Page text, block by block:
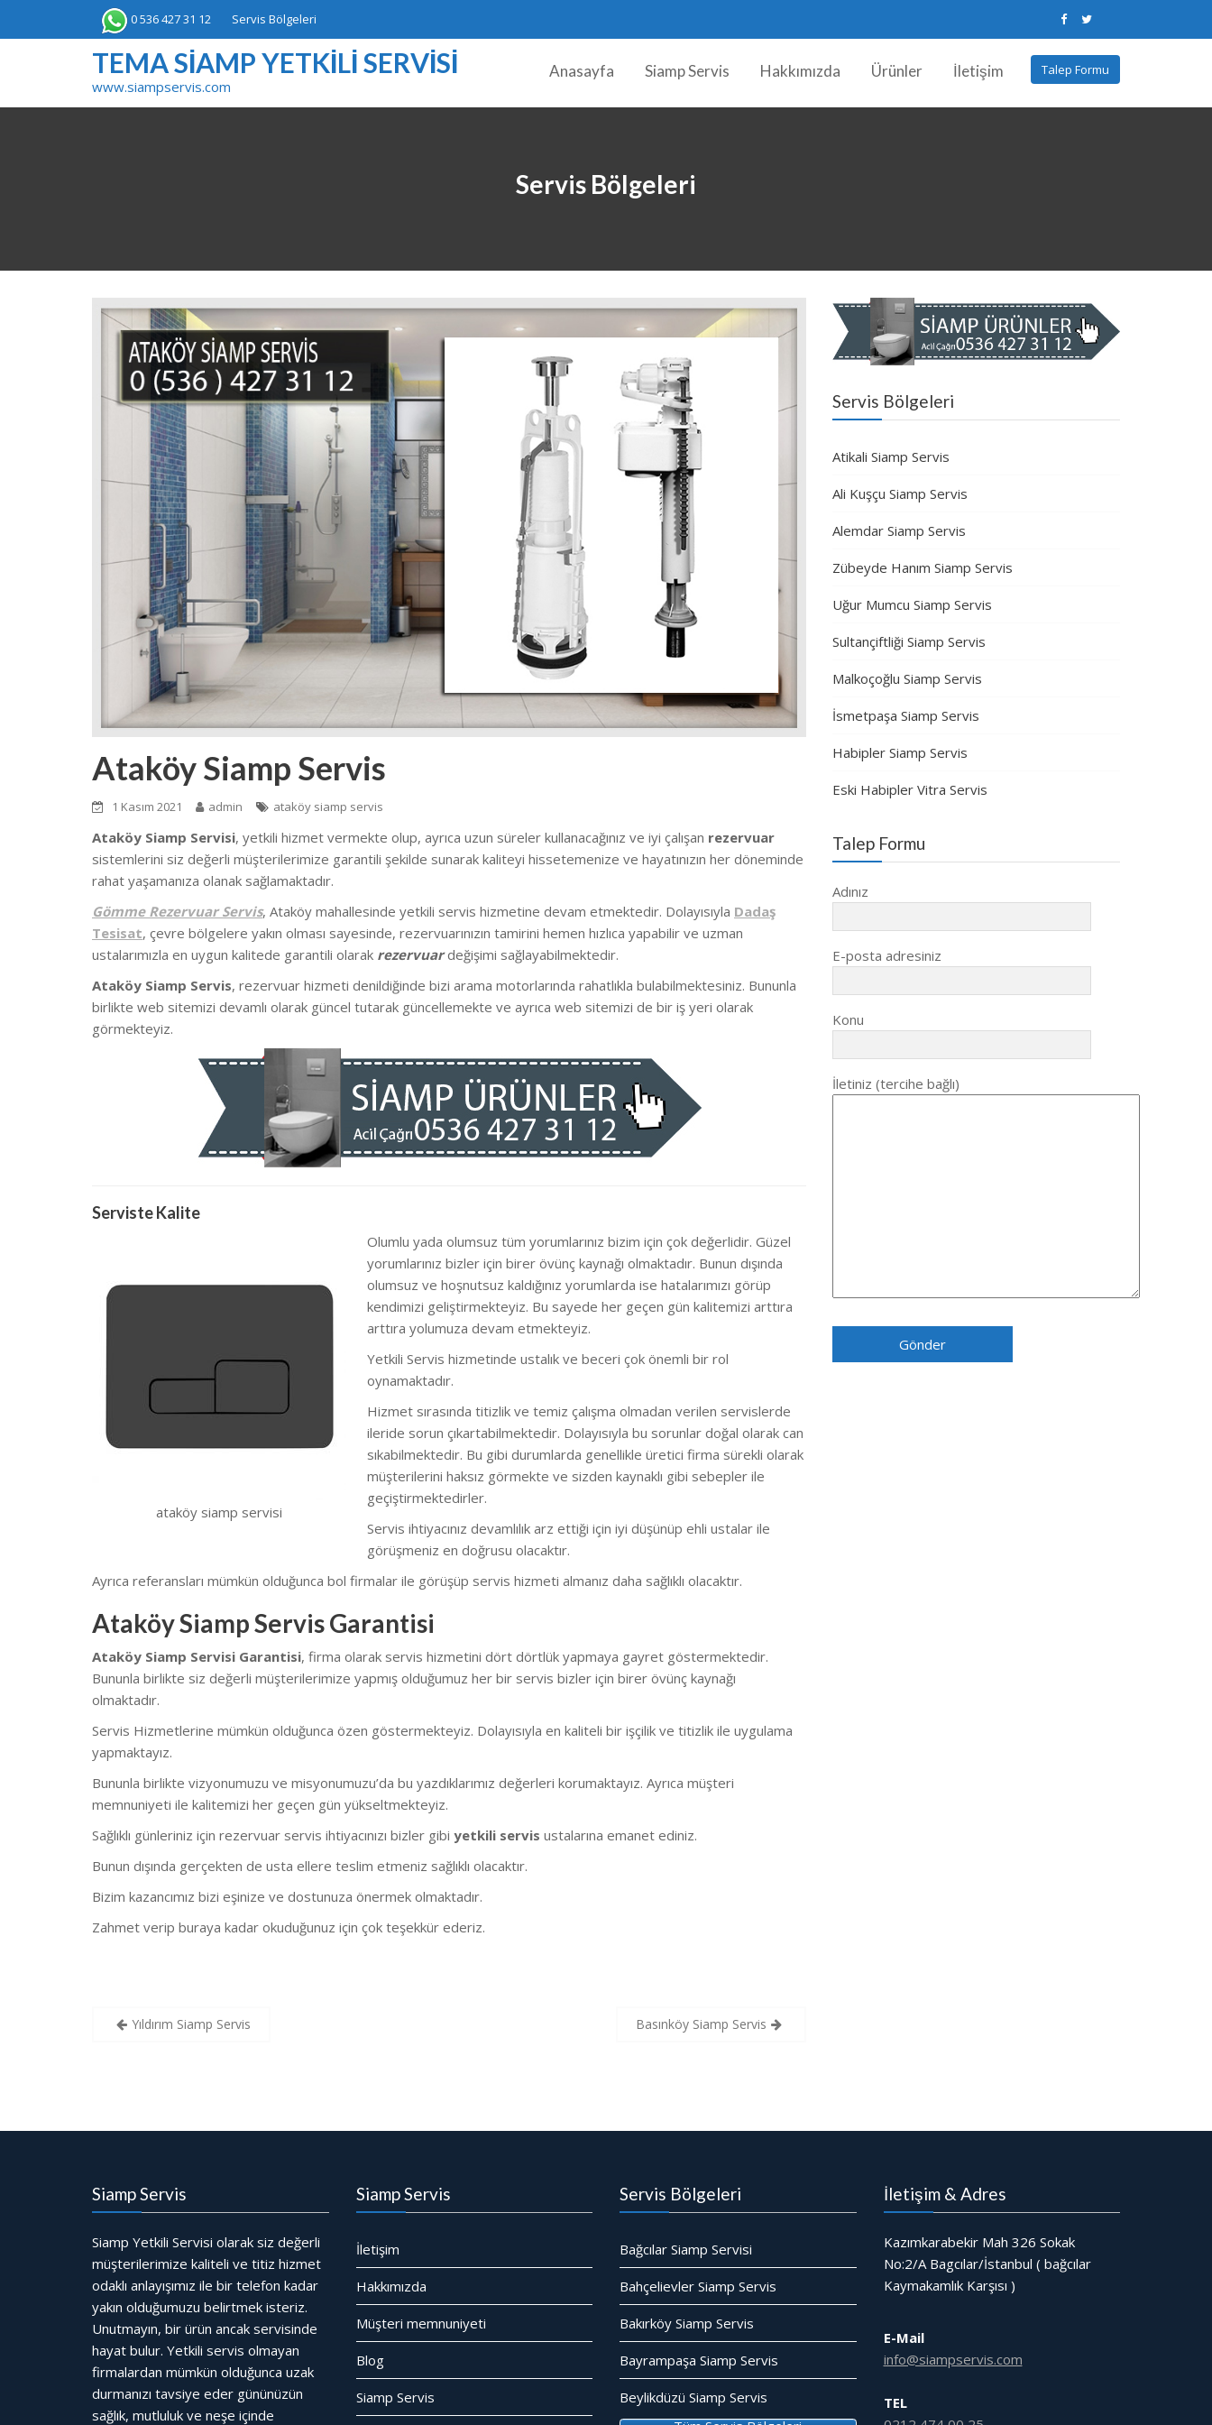
0 536 427 31 12 Servis Bölgeleri
TEMA SIAMP YETKILI SERVISI
www.siampservis.com
Talep Formu
Anasayfa Siamp Servis Hakkımızda Ürünler İletişim
Servis Bölgeleri
Ataköy Siamp Servis
1 Kasım 2021 admin ataköy siamp servis
Ataköy Siamp Servisi, yetkili hizmet vermekte olup, ayrıca uzun süreler kullanacağınız ve iyi çalışan rezervuar
sistemlerini siz değerli müşterilerimize garantili şekilde sunarak kaliteyi hissetemenize ve hayatınızın her döneminde
rahat yaşamanıza olanak sağlamaktadır.
Gömme Rezervuar Servis, Ataköy mahallesinde yetkili servis hizmetine devam etmektedir. Dolayısıyla Dadaş
Tesisat, çevre bölgelere yakın olması sayesinde, rezervuarınızın tamirini hemen hızlıca yapabilir ve uzman
ustalarımızla en uygun kalitede garantili olarak rezervuardeğişimi sağlayabilmektedir.
Ataköy Siamp Servis, rezervuar hizmeti denildiğinde bizi arama motorlarında rahatlıkla bulabilmektesiniz. Bununla
birlikte web sitemizi devamlı olarak güncel tutarak güncellemekte ve ayrıca web sitemizi de bir iş yeri olarak
görmekteyiz.
Serviste Kalite
ataköy siamp servisi
Olumlu yada olumsuz tüm yorumlarınız bizim için çok değerlidir. Güzel
yorumlarınız bizler için birer övünç kaynağı olmaktadır. Bunun dışında
olumsuz ve hoşnutsuz kaldığınız yorumlarda ise hatalarımızı görüp
kendimizi geliştirmekteyiz. Bu sayede her geçen gün kalitemizi arttıra
arttıra yolumuza devam etmekteyiz.
Yetkili Servis hizmetinde ustalık ve beceri çok önemli bir rol
oynamaktadır.
Hizmet sırasında titizlik ve temiz çalışma olmadan verilen servislerde
ileride sorun çıkartabilmektedir. Dolayısıyla bu sorunlar doğal olarak can
sıkabilmektedir. Bu gibi durumlarda genellikle üretici firma sürekli olarak
müşterilerini haksız görmekte ve sizden kaynaklı gibi sebepler ile
geçiştirmektedirler.
Servis ihtiyacınız devamlılık arz ettiği için iyi düşünüp ehli ustalar ile
görüşmeniz en doğrusu olacaktır.
Ayrıca referansları mümkün olduğunca bol firmalar ile görüşüp servis hizmeti almanız daha sağlıklı olacaktır.
Ataköy Siamp Servis Garantisi
Ataköy Siamp Servisi Garantisi, firma olarak servis hizmetini dört dörtlük yapmaya gayret göstermektedir.
Bununla birlikte siz değerli müşterilerimize yapmış olduğumuz her bir servis bizler için birer övünç kaynağı
olmaktadır.
Servis Hizmetlerine mümkün olduğunca özen göstermekteyiz. Dolayısıyla en kaliteli bir işçilik ve titizlik ile uygulama
yapmaktayız.
Bununla birlikte vizyonumuzu ve misyonumuzu’da bu yazdıklarımız değerleri korumaktayız. Ayrıca müşteri
memnuniyeti ile kalitemizi her geçen gün yükseltmekteyiz.
Sağlıklı günleriniz için rezervuar servis ihtiyacınızı bizler gibi yetkili servis ustalarına emanet ediniz.
Bunun dışında gerçekten de usta ellere teslim etmeniz sağlıklı olacaktır.
Bizim kazancımız bizi eşinize ve dostunuza önermek olmaktadır.
Zahmet verip buraya kadar okuduğunuz için çok teşekkür ederiz.
YazıYıldırım Siamp Servis Basınköy Siamp Servis
Servis Bölgeleri
Atikali Siamp Servis
Ali Kuşçu Siamp Servis
Alemdar Siamp Servis
Zübeyde Hanım Siamp Servis
Uğur Mumcu Siamp Servis
Sultançiftliği Siamp Servis
Malkoçoğlu Siamp Servis
İsmetpaşa Siamp Servis
Habipler Siamp Servis
Eski Habipler Vitra Servis
Talep Formu
Adınız
E-posta adresiniz
Konu
İletiniz (tercihe bağlı)
Siamp Servis
Siamp Yetkili Servisi olarak siz değerli
müşterilerimize kaliteli ve titiz hizmet
odaklı anlayışımız ile bir telefon kadar
yakın olduğumuzu belirtmek isteriz.
Unutmayın, bir ürün ancak servisinde
hayat bulur. Yetkili servis olmayan
firmalardan mümkün olduğunca uzak
durmanızı tavsiye eder gününüzün
sağlık, mutluluk ve neşe içinde
Siamp Servis
İletişim
Hakkımızda
Müşteri memnuniyeti
Blog
Siamp Servis
Servis Bölgeleri
Bağcılar Siamp Servisi
Bahçelievler Siamp Servis
Bakırköy Siamp Servis
Bayrampaşa Siamp Servis
Beylikdüzü Siamp Servis
İletişim & Adres
Kazımkarabekir Mah 326 Sokak
No:2/A Bagcılar/İstanbul ( bağcılar
Kaymakamlık Karşısı )
E-Mail
info@siampservis.com
TEL